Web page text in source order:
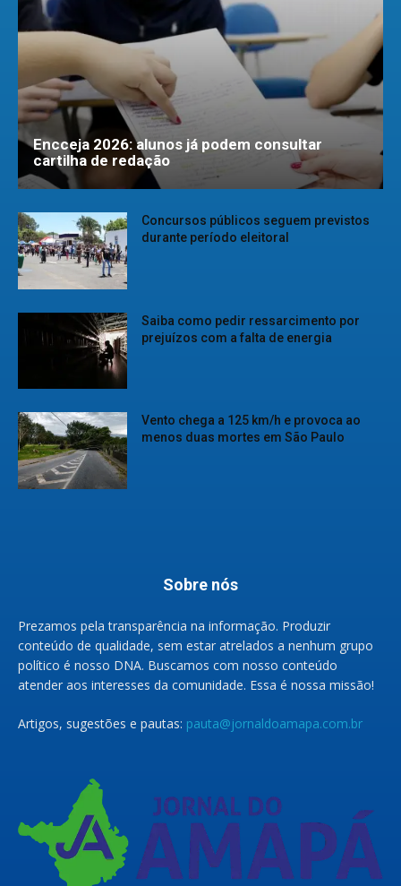
Encceja 2026: alunos já podem consultar
cartilha de redação
Concursos públicos seguem previstos
durante período eleitoral
Saiba como pedir ressarcimento por
prejuízos com a falta de energia
Vento chega a 125 km/h e provoca ao
menos duas mortes em São Paulo
Sobre nós
Prezamos pela transparência na informação. Produzir
conteúdo de qualidade, sem estar atrelados a nenhum grupo
político é nosso DNA. Buscamos com nosso conteúdo
atender aos interesses da comunidade. Essa é nossa missão!
Artigos, sugestões e pautas: pauta@jornaldoamapa.com.br